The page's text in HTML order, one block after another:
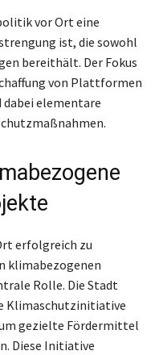
vor Ort eine
ist, die sowohl
bereithält. Der Fokus
von Plattformen
elementare
erfolgreich zu
klimabezogenen
Rolle. Die Stadt
Klimaschutzinitiative
gezielte Fördermittel
Diese Initiative